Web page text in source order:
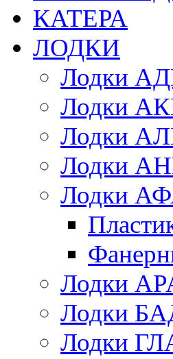
КАТЕРА
ЛОДКИ
Лодки
Лодки
Лодки
Лодки
Лодки
Лодки
Лодки
Лодки